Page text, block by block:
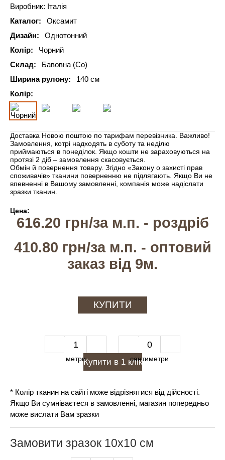
Виробник: Італія
Каталог:
Оксамит
Дизайн:
Однотонний
Колір:
Чорний
Склад:
Бавовна (Co)
Ширина рулону:
140 см
Колір:
Доставка Новою поштою по тарифам перевізника. Важливо!
Замовлення, котрі надходять в суботу та неділю
приймаються в понеділок. Якщо кошти не зараховуються на
протязі 2 діб – замовлення скасовується.
Обмін й повернення товару. Згідно «Закону о захисті прав
споживачів» тканини поверненню не підлягають. Якщо Ви не
впевненні в Вашому замовленні, компанія може надіслати
зразки тканин.
Цена:
616.20 грн/за м.п. - роздрiб
410.80 грн/за м.п. - оптовий
заказ вiд 9м.
Купити в 1 клiк
* Колір тканин на сайті може відрізнятися від дійсності.
Якщо Ви сумніваєтеся в замовленні, магазин попередньо
може вислати Вам зразки
Замовити зразок 10х10 см